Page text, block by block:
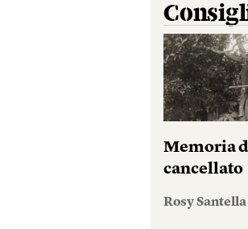
Memoria
cancellato
Rosy Santella